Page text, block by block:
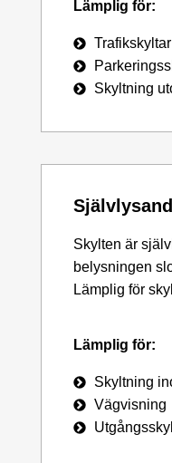
Lämplig för:
Trafikskyltar
Skyltning
Skylten är
belysningen
Lämplig för
Lämplig för:
Skyltning
Vägvisning